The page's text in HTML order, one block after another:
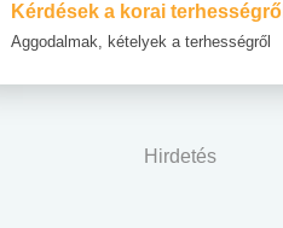
Kérdések a korai terhességről
Aggodalmak, kételyek a terhességről
Hirdetés